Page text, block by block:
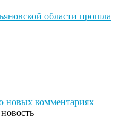
области прошла
новых комментариях